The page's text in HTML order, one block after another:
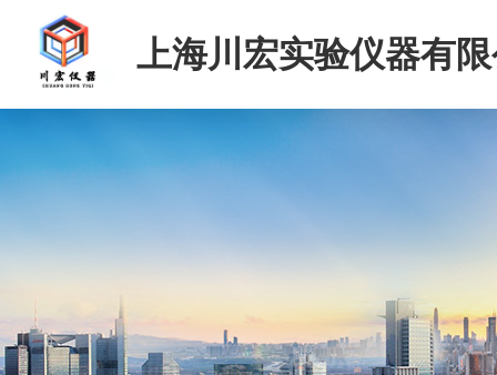
上海川宏实验仪器有